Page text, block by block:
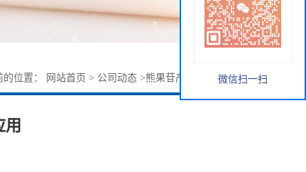
的位置： 网站首页 > 公司动态 >熊果苷产品稳定性及应用
微信扫一扫